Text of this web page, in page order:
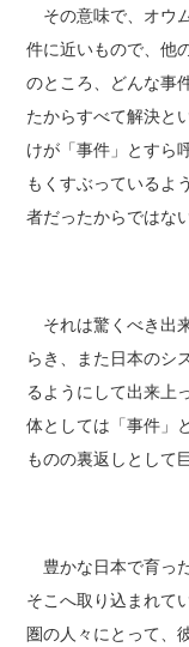
その意味で、オウ
件に近いもので、他
のところ、どんな事
たからすべて解決と
けが「事件」とすら
もくすぶっているよ
者だったからではな
それは驚くべき出
らき、また日本のシ
るようにして出来上
体としては「事件」
ものの裏返しとして
豊かな日本で育っ
そこへ取り込まれて
圏の人々にとって、